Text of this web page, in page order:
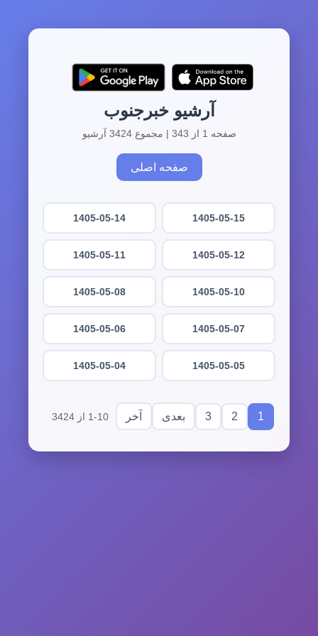
آرشیو خبرجنوب
صفحه 1 از 343 | مجموع 3424 آرشیو
صفحه اصلی
1405-05-15
1405-05-14
1405-05-12
1405-05-11
1405-05-10
1405-05-08
1405-05-07
1405-05-06
1405-05-05
1405-05-04
1
2
3 بعدی آخر 1-10 از 3424